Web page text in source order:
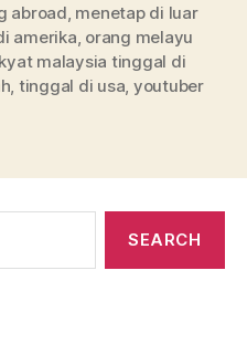
abroad menetap di luar
amerika orang melayu
malaysia tinggal di
tinggal di usa youtuber